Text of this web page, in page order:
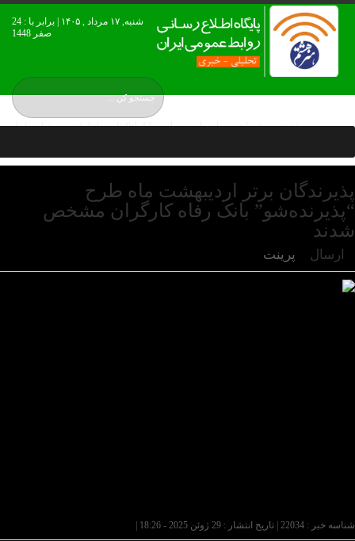
تماس با ما
ثبت نام در بانک اطلاعات روابط عمومی
درباره ما عضويت در خبرنامه
شنبه, ۱۷ مرداد , ۱۴۰۵ | برابر با : 24
صفر 1448
پذیرندگان برتر اردیبهشت ماه طرح
“پذیرنده‌شو” بانک رفاه کارگران مشخص
شدند
ارسال پرینت
شناسه خبر : 22034 | تاریخ انتشار : 29 ژوئن 2025 - 18:26 |